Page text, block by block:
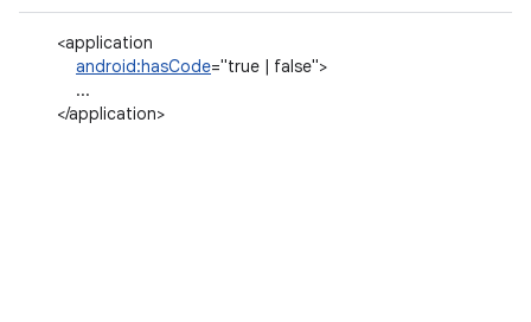
<application
android:hasCode="true | false">
...
</application>